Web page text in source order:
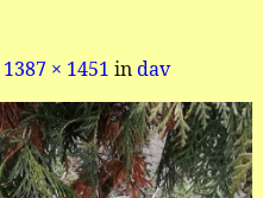
1387 × 1451 indav